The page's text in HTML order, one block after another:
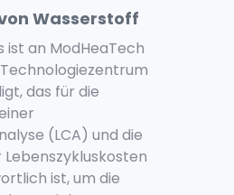
Wasserstoff
ist an ModHeaTech
das für die
(LCA) und die
ist, um die